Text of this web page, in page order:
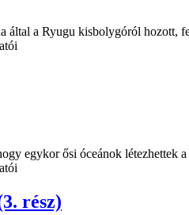
által a Ryugu kisbolygóról hozott,
egykor ősi óceánok létezhettek
rész)